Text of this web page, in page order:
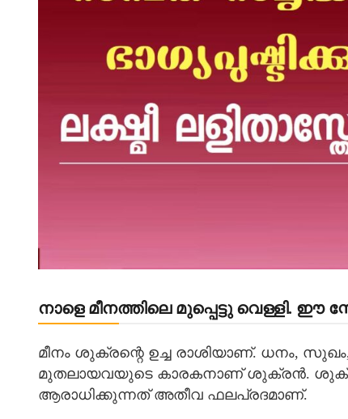
നാളെ മീനത്തിലെ മുപ്പെട്ടു വെള്ളി. ഈ
മീനം ശുക്രന്റെ ഉച്ച രാശിയാണ്. ധനം,
മുതലായവയുടെ കാരകനാണ് ശുക്രൻ.
ആരാധിക്കുന്നത് അതീവ ഫലപ്രദമാണ്.